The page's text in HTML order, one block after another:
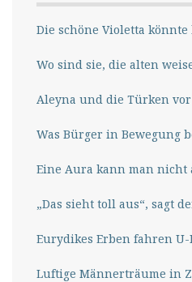
Die schöne Violetta könnte
Wo sind sie, die alten
Aleyna und die Türken
Was Bürger in Bewegung
Eine Aura kann man nicht
„Das sieht toll aus“, sagt
Eurydikes Erben fahren U-
Luftige Männerträume in